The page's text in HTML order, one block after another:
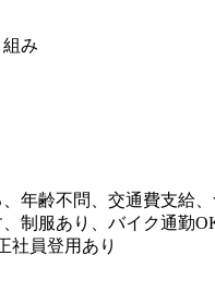
み
年齢不問、交通費支給
制服あり、バイク通勤
社員登用あり